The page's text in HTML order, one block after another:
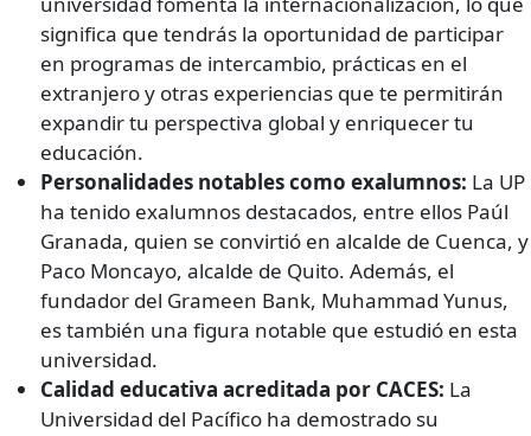
significa que tendrás la oportunidad de participar
en programas de intercambio, prácticas en el
extranjero y otras experiencias que te permitirán
expandir tu perspectiva global y enriquecer tu
educación.
Personalidades notables como exalumnos: La UP
ha tenido exalumnos destacados, entre ellos Paúl
Granada, quien se convirtió en alcalde de Cuenca, y
Paco Moncayo, alcalde de Quito. Además, el
fundador del Grameen Bank, Muhammad Yunus,
es también una figura notable que estudió en esta
universidad.
Calidad educativa acreditada por CACES: La
Universidad del Pacífico ha demostrado su